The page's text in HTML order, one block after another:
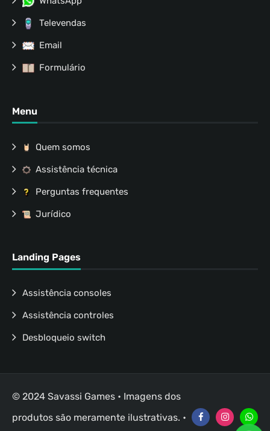
Televendas
Email
Formulário
Menu
Quem somos
Assistência técnica
Perguntas frequentes
Jurídico
Landing Pages
Assistência consoles
Assistência controles
Desbloqueio switch
© 2024 Savassi Games • Imagens dos
produtos são meramente ilustrativas. •